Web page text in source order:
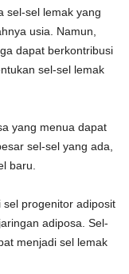
sel-sel lemak yang
usia. Namun,
dapat berkontribusi
sel-sel lemak
yang menua dapat
sel-sel yang ada,
baru.
progenitor adiposit
adiposa. Sel-
menjadi sel lemak